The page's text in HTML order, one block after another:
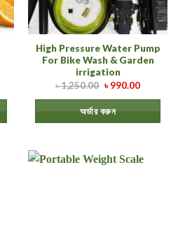
High Pressure Water Pump
For Bike Wash & Garden
irrigation
৳1,250.00 ৳990.00
অর্ডার করুন